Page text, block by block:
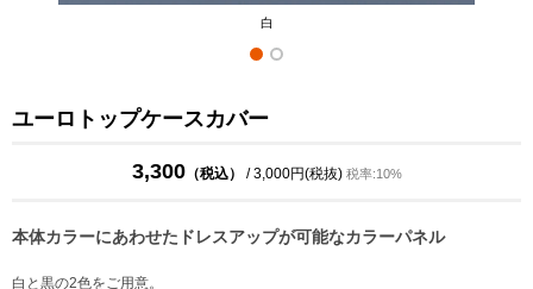
白
ユーロトップケースカバー
3,300（税込） / 3,000円(税抜) 税率:10%
本体カラーにあわせたドレスアップが可能なカラーパネル
白と黒の2色をご用意。